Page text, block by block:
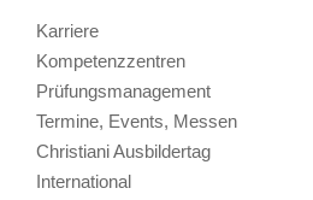
Karriere
Kompetenzzentren
Prüfungsmanagement
Termine, Events, Messen
Christiani Ausbildertag
International